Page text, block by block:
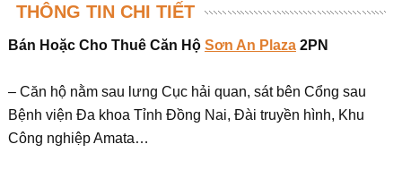
THÔNG TIN CHI TIẾT
Bán Hoặc Cho Thuê Căn Hộ Sơn An Plaza2PN
– Căn hộ nằm sau lưng Cục hải quan, sát bên Cổng sau
Bệnh viện Đa khoa Tỉnh Đồng Nai, Đài truyền hình, Khu
Công nghiệp Amata…